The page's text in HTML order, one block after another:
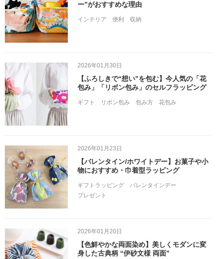
ー”がおすすめな理由
インテリア 便利 収納
2026年01月30日
【ふろしきで“想い”を包む】今人気の「花
包み」「リボン包み」のセルフラッピング
ギフト リボン包み 包み方 花包み
2026年01月23日
【バレンタイン/ホワイトデー】お菓子や小
物におすすめ・巾着型ラッピング
ギフトラッピング
バレンタインデー
プレゼント
2026年01月20日
【色鮮やかな両面染め】美しくモダンに変
身した古典柄 “伊砂文様 両面”